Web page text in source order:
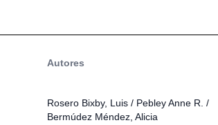
Autores
Rosero Bixby, Luis / Pebley Anne R. /
Bermúdez Méndez, Alicia